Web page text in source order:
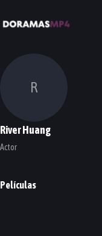
R
River Huang
Actor
Películas
The Tag-Along 2